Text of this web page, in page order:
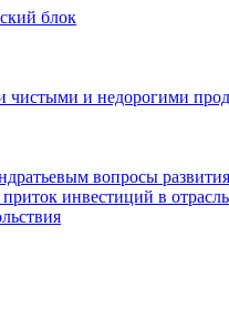
блок
и недорогими
вопросы развития
инвестиций в